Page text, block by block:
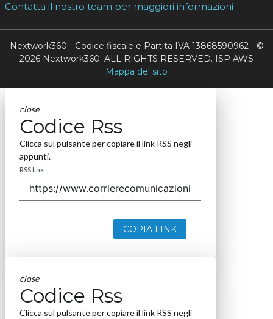
Contatta il nostro team per maggiori informazioni
Nextwork360 - Codice fiscale e Partita IVA 13868590962 - ©
2026 Nextwork360. ALL RIGHTS RESERVED. ISP AWS
Mappa del sito
close
Codice Rss
Clicca sul pulsante per copiare il link RSS negli
appunti.
RSS link
COPIA LINK
close
Codice Rss
Clicca sul pulsante per copiare il link RSS negli